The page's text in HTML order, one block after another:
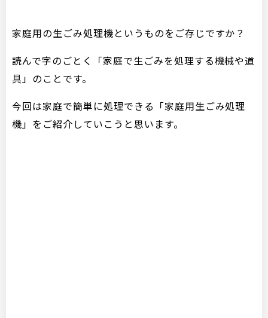
家庭用の生ごみ処理機というものをご存じですか？
読んで字のごとく「家庭で生ごみを処理する機械や道
具」のことです。
今回は家庭で簡単に処理できる「家庭用生ごみ処理
機」をご紹介していこうと思います。